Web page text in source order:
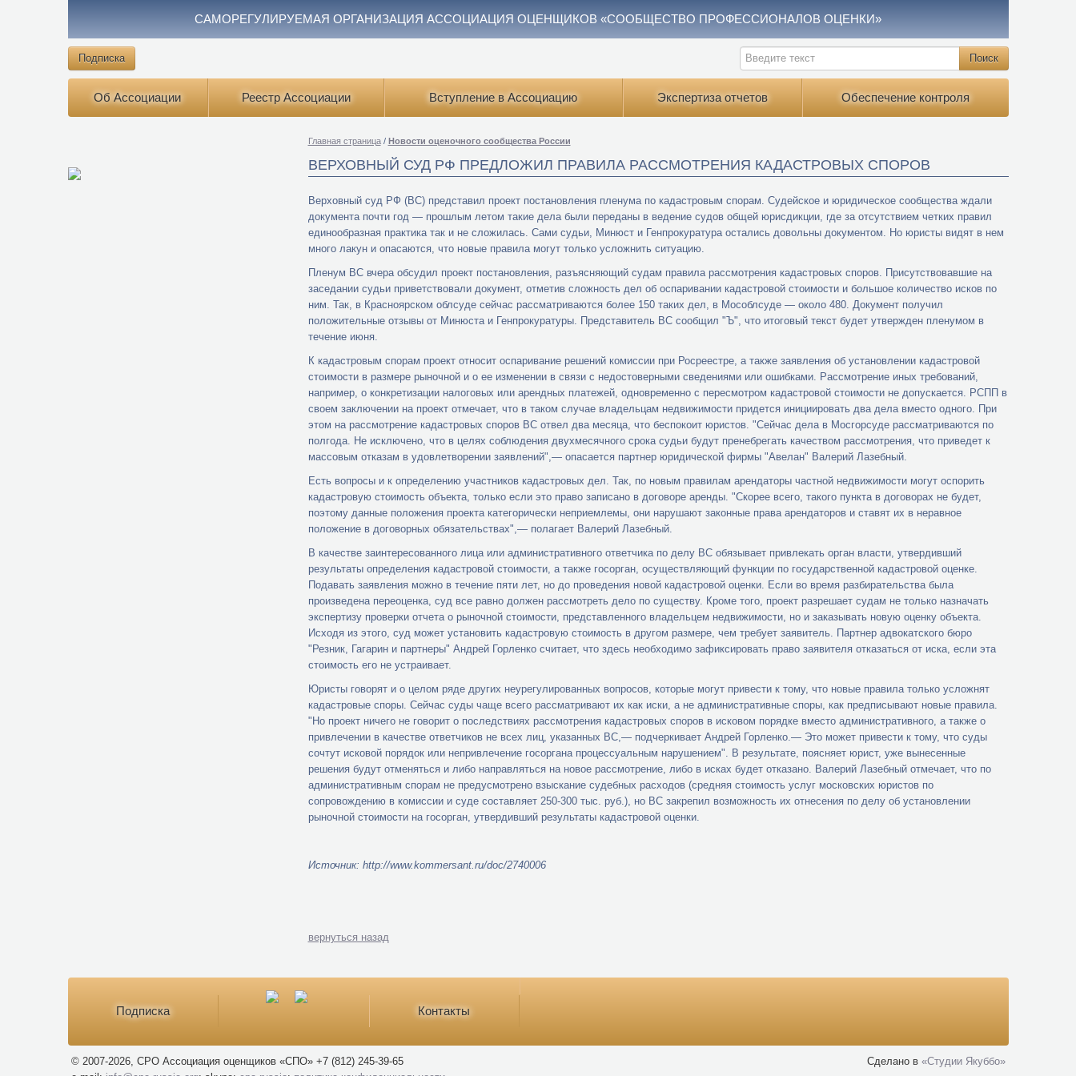
САМОРЕГУЛИРУЕМАЯ ОРГАНИЗАЦИЯ АССОЦИАЦИЯ ОЦЕНЩИКОВ «СООБЩЕСТВО ПРОФЕССИОНАЛОВ ОЦЕНКИ»
Подписка
Об Ассоциации Реестр Ассоциации Вступление в Ассоциацию Экспертиза отчетов Обеспечение контроля
Главная страница / Новости оценочного сообщества России
ВЕРХОВНЫЙ СУД РФ ПРЕДЛОЖИЛ ПРАВИЛА РАССМОТРЕНИЯ КАДАСТРОВЫХ СПОРОВ
Верховный суд РФ (ВС) представил проект постановления пленума по кадастровым спорам. Судейское и юридическое сообщества ждали
документа почти год — прошлым летом такие дела были переданы в ведение судов общей юрисдикции, где за отсутствием четких правил
единообразная практика так и не сложилась. Сами судьи, Минюст и Генпрокуратура остались довольны документом. Но юристы видят в нем
много лакун и опасаются, что новые правила могут только усложнить ситуацию.
Пленум ВС вчера обсудил проект постановления, разъясняющий судам правила рассмотрения кадастровых споров. Присутствовавшие на
заседании судьи приветствовали документ, отметив сложность дел об оспаривании кадастровой стоимости и большое количество исков по
ним. Так, в Красноярском облсуде сейчас рассматриваются более 150 таких дел, в Мособлсуде — около 480. Документ получил
положительные отзывы от Минюста и Генпрокуратуры. Представитель ВС сообщил "Ъ", что итоговый текст будет утвержден пленумом в
течение июня.
К кадастровым спорам проект относит оспаривание решений комиссии при Росреестре, а также заявления об установлении кадастровой
стоимости в размере рыночной и о ее изменении в связи с недостоверными сведениями или ошибками. Рассмотрение иных требований,
например, о конкретизации налоговых или арендных платежей, одновременно с пересмотром кадастровой стоимости не допускается. РСПП в
своем заключении на проект отмечает, что в таком случае владельцам недвижимости придется инициировать два дела вместо одного. При
этом на рассмотрение кадастровых споров ВС отвел два месяца, что беспокоит юристов. "Сейчас дела в Мосгорсуде рассматриваются по
полгода. Не исключено, что в целях соблюдения двухмесячного срока судьи будут пренебрегать качеством рассмотрения, что приведет к
массовым отказам в удовлетворении заявлений",— опасается партнер юридической фирмы "Авелан" Валерий Лазебный.
Есть вопросы и к определению участников кадастровых дел. Так, по новым правилам арендаторы частной недвижимости могут оспорить
кадастровую стоимость объекта, только если это право записано в договоре аренды. "Скорее всего, такого пункта в договорах не будет,
поэтому данные положения проекта категорически неприемлемы, они нарушают законные права арендаторов и ставят их в неравное
положение в договорных обязательствах",— полагает Валерий Лазебный.
В качестве заинтересованного лица или административного ответчика по делу ВС обязывает привлекать орган власти, утвердивший
результаты определения кадастровой стоимости, а также госорган, осуществляющий функции по государственной кадастровой оценке.
Подавать заявления можно в течение пяти лет, но до проведения новой кадастровой оценки. Если во время разбирательства была
произведена переоценка, суд все равно должен рассмотреть дело по существу. Кроме того, проект разрешает судам не только назначать
экспертизу проверки отчета о рыночной стоимости, представленного владельцем недвижимости, но и заказывать новую оценку объекта.
Исходя из этого, суд может установить кадастровую стоимость в другом размере, чем требует заявитель. Партнер адвокатского бюро
"Резник, Гагарин и партнеры" Андрей Горленко считает, что здесь необходимо зафиксировать право заявителя отказаться от иска, если эта
стоимость его не устраивает.
Юристы говорят и о целом ряде других неурегулированных вопросов, которые могут привести к тому, что новые правила только усложнят
кадастровые споры. Сейчас суды чаще всего рассматривают их как иски, а не административные споры, как предписывают новые правила.
"Но проект ничего не говорит о последствиях рассмотрения кадастровых споров в исковом порядке вместо административного, а также о
привлечении в качестве ответчиков не всех лиц, указанных ВС,— подчеркивает Андрей Горленко.— Это может привести к тому, что суды
сочтут исковой порядок или непривлечение госоргана процессуальным нарушением". В результате, поясняет юрист, уже вынесенные
решения будут отменяться и либо направляться на новое рассмотрение, либо в исках будет отказано. Валерий Лазебный отмечает, что по
административным спорам не предусмотрено взыскание судебных расходов (средняя стоимость услуг московских юристов по
сопровождению в комиссии и суде составляет 250-300 тыс. руб.), но ВС закрепил возможность их отнесения по делу об установлении
рыночной стоимости на госорган, утвердивший результаты кадастровой оценки.
Источник: http://www.kommersant.ru/doc/2740006
вернуться назад
Подписка Контакты
© 2007-2026, СРО Ассоциация оценщиков «СПО» +7 (812) 245-39-65
Сделано в «Cтудии Якуббо»